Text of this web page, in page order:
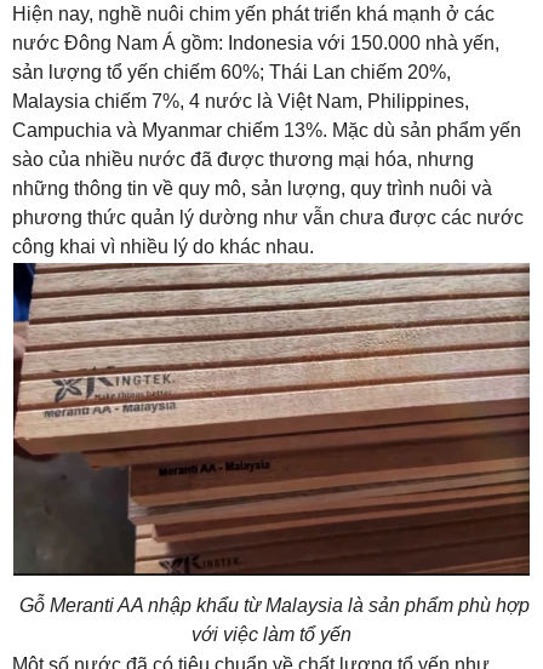
Hiện nay, nghề nuôi chim yến phát triển khá mạnh ở các
nước Đông Nam Á gồm: Indonesia với 150.000 nhà yến,
sản lượng tổ yến chiếm 60%; Thái Lan chiếm 20%,
Malaysia chiếm 7%, 4 nước là Việt Nam, Philippines,
Campuchia và Myanmar chiếm 13%. Mặc dù sản phẩm yến
sào của nhiều nước đã được thương mại hóa, nhưng
những thông tin về quy mô, sản lượng, quy trình nuôi và
phương thức quản lý dường như vẫn chưa được các nước
công khai vì nhiều lý do khác nhau.
Gỗ Meranti AA nhập khẩu từ Malaysia là sản phẩm phù hợp
với việc làm tổ yến
Một số nước đã có tiêu chuẩn về chất lượng tổ yến như